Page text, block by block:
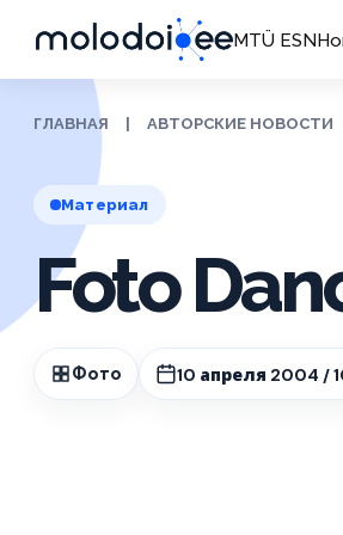
MTÜ ESN
ГЛАВНАЯ АВТОРСКИЕ НОВОСТИ
Материал
Foto
Фото 10 апреля 2004 /